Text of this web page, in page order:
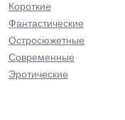
Короткие
Фантастические
Остросюжетные
Современные
Эротические